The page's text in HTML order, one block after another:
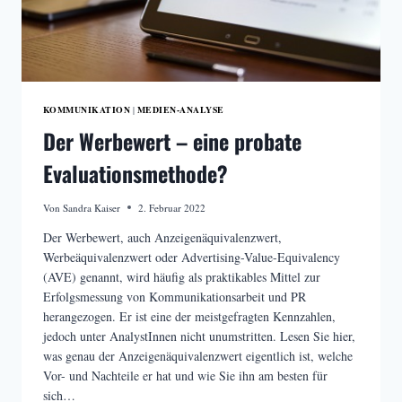
KOMMUNIKATION | MEDIEN-ANALYSE
Der Werbewert – eine probate
Evaluationsmethode?
Von Sandra Kaiser 2. Februar 2022
Der Werbewert, auch Anzeigenäquivalenzwert,
Werbeäquivalenzwert oder Advertising-Value-Equivalency
(AVE) genannt, wird häufig als praktikables Mittel zur
Erfolgsmessung von Kommunikationsarbeit und PR
herangezogen. Er ist eine der meistgefragten Kennzahlen,
jedoch unter AnalystInnen nicht unumstritten. Lesen Sie hier,
was genau der Anzeigenäquivalenzwert eigentlich ist, welche
Vor- und Nachteile er hat und wie Sie ihn am besten für
sich…